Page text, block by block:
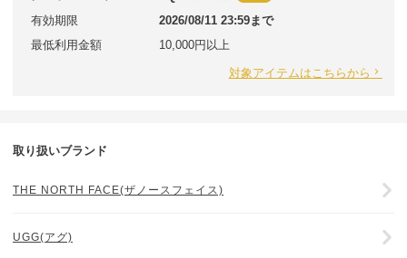
有効期限
2026/08/11 23:59まで
最低利用金額
10,000円以上
対象アイテムはこちらから
取り扱いブランド
THE NORTH FACE(ザノースフェイス)
UGG(アグ)